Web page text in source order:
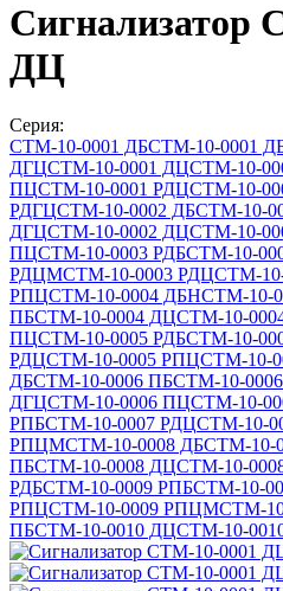
Сигнализатор
ДЦ
Серия:
СТМ-10-0001 ДБСТМ-10-0001
ДГЦСТМ-10-0001 ДЦСТМ-10-
ПЦСТМ-10-0001 РДЦСТМ-10-
РДГЦСТМ-10-0002 ДБСТМ-10-
ДГЦСТМ-10-0002 ДЦСТМ-10-
ПЦСТМ-10-0003 РДБСТМ-10-
РДЦМСТМ-10-0003 РДЦСТМ-
РПЦСТМ-10-0004 ДБНСТМ-10-
ПБСТМ-10-0004 ДЦСТМ-10-
ПЦСТМ-10-0005 РДБСТМ-10-
РДЦСТМ-10-0005 РПЦСТМ-10-
ДБСТМ-10-0006 ПБСТМ-10-
ДГЦСТМ-10-0006 ПЦСТМ-10-
РПБСТМ-10-0007 РДЦСТМ-10-
РПЦМСТМ-10-0008 ДБСТМ-10-
ПБСТМ-10-0008 ДЦСТМ-10-
РДБСТМ-10-0009 РПБСТМ-10-
РПЦСТМ-10-0009 РПЦМСТМ-
ПБСТМ-10-0010 ДЦСТМ-10-